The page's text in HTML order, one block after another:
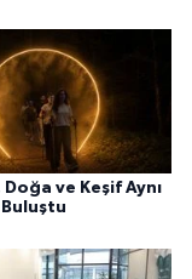
ve Keşif Aynı